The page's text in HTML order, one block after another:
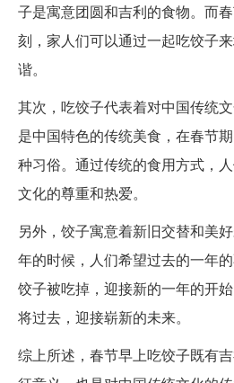
子是寓意团圆和吉利的食物。而
刻，家人们可以通过一起吃饺子
谐。
其次，吃饺子代表着对中国传统
是中国特色的传统美食，在春节
种习俗。通过传统的食用方式，
文化的尊重和热爱。
另外，饺子寓意着新旧交替和美
年的时候，人们希望过去的一年
饺子被吃掉，迎接新的一年的开
将过去，迎接崭新的未来。
综上所述，春节早上吃饺子既有